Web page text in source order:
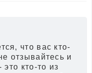
что вас кто-
отзывайтесь и
кто-то из